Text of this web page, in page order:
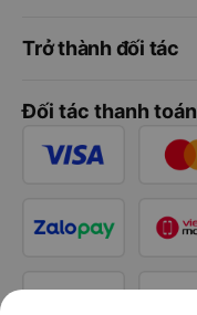
Trở thành đối tác
Đối tác thanh toán